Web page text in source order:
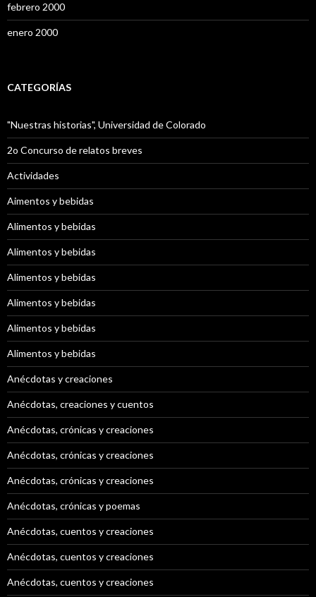
febrero 2000
enero 2000
CATEGORÍAS
"Nuestras historias", Universidad de Colorado
2o Concurso de relatos breves
Actividades
Aimentos y bebidas
Alimentos y bebidas
Alimentos y bebidas
Alimentos y bebidas
Alimentos y bebidas
Alimentos y bebidas
Alimentos y bebidas
Anécdotas y creaciones
Anécdotas, creaciones y cuentos
Anécdotas, crónicas y creaciones
Anécdotas, crónicas y creaciones
Anécdotas, crónicas y creaciones
Anécdotas, crónicas y poemas
Anécdotas, cuentos y creaciones
Anécdotas, cuentos y creaciones
Anécdotas, cuentos y creaciones